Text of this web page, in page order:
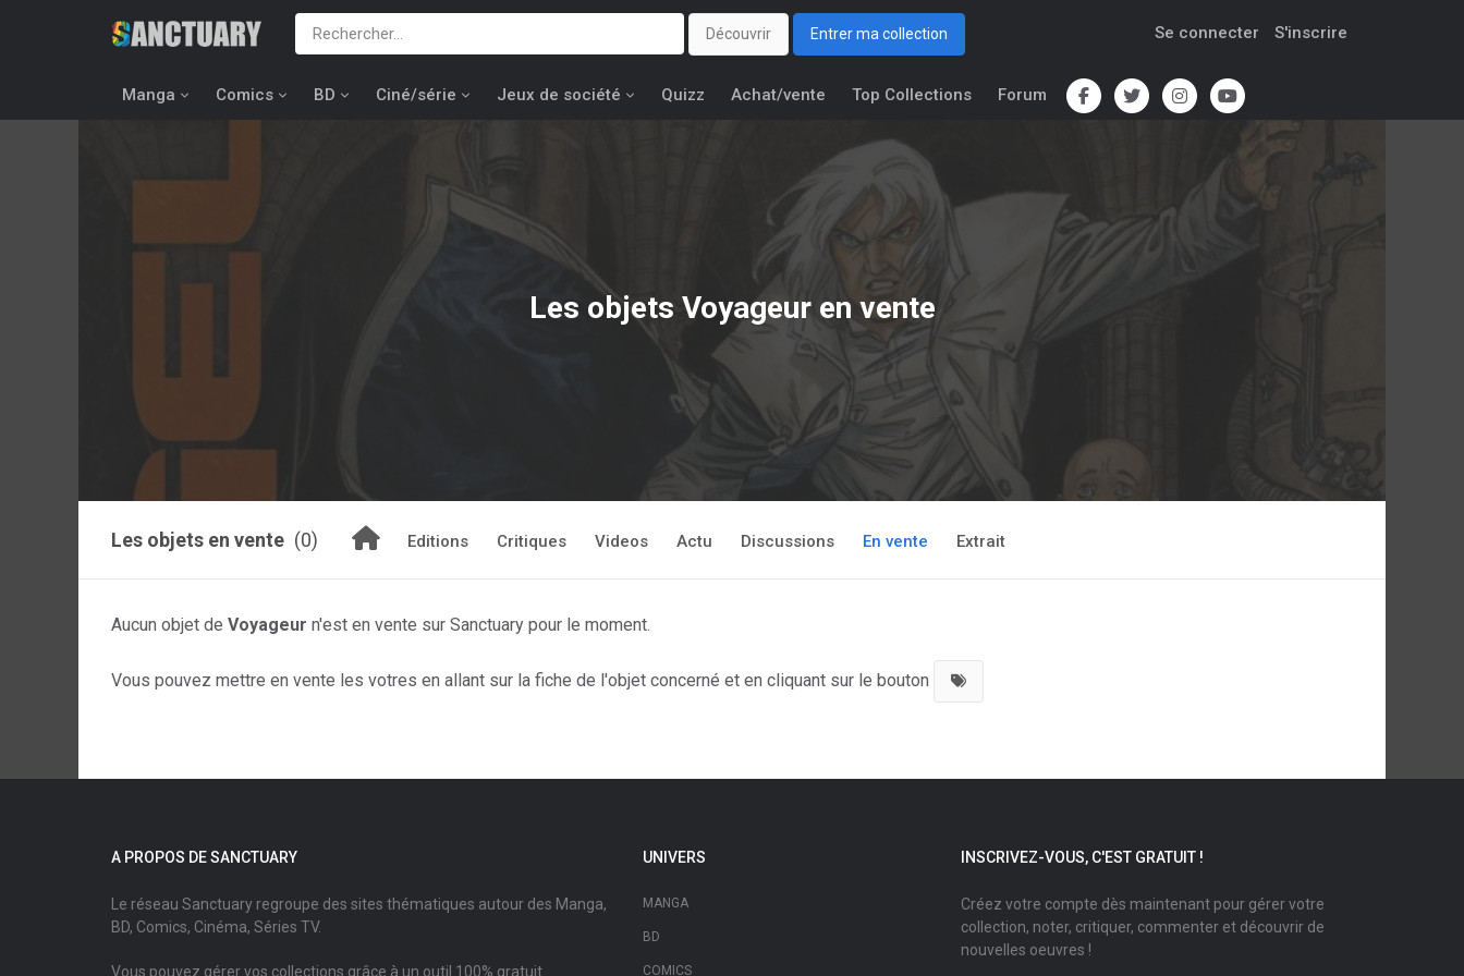
Découvrir Entrer ma collection Se connecter S'inscrire
Manga Comics BD Ciné/série Jeux de société Quizz Achat/vente Top Collections Forum
Les objets Voyageuren vente
Les objets en vente (0) Editions Critiques Videos Actu Discussions En vente Extrait
Aucun objet de Voyageur n'est en vente sur Sanctuary pour le moment.
Vous pouvez mettre en vente les votres en allant sur la fiche de l'objet concerné et en cliquant sur le bouton
A PROPOS DE SANCTUARY
Le réseau Sanctuary regroupe des sites thématiques autour des Manga,
BD, Comics, Cinéma, Séries TV.
Vous pouvez gérer vos collections grâce à un outil 100% gratuit.
UNIVERS
MANGA
BD
COMICS
INSCRIVEZ-VOUS, C'EST GRATUIT !
Créez votre compte dès maintenant pour gérer votre
collection, noter, critiquer, commenter et découvrir de
nouvelles oeuvres !